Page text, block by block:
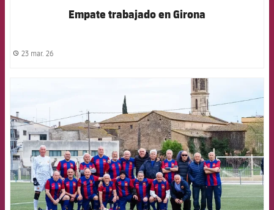
Empate trabajado en Girona
label.share.clock
23 mar. 26
FCB Barcelona badge